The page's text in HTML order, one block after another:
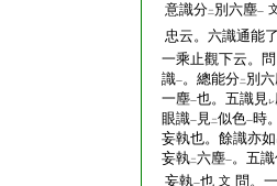
意識分二 別六塵一
忠云。六識通能
一乘止觀下云。
識一。總能分二 別
一塵一也。五識見レ
眼識一 見二似色一時
妄執也。餘識亦如
妄執二六塵一。五
妄執一也 文 問。